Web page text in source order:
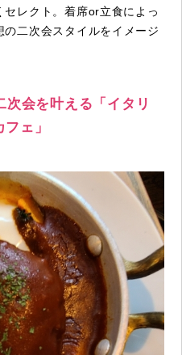
レクト。着席or立食によっ
二次会スタイルをイメージ
会を叶える「イタリ
ェ」